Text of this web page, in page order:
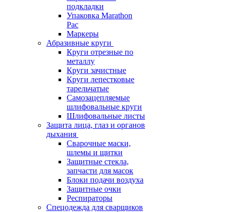
подкладки
Упаковка Marathon
Pac
Маркеры
Абразивные круги
Круги отрезные по
металлу
Круги зачистные
Круги лепестковые
тарельчатые
Самозацепляемые
шлифовальные круги
Шлифовальные листы
Защита лица, глаз и органов
дыхания
Сварочные маски,
шлемы и щитки
Защитные стекла,
запчасти для масок
Блоки подачи воздуха
Защитные очки
Респираторы
Спецодежда для сварщиков